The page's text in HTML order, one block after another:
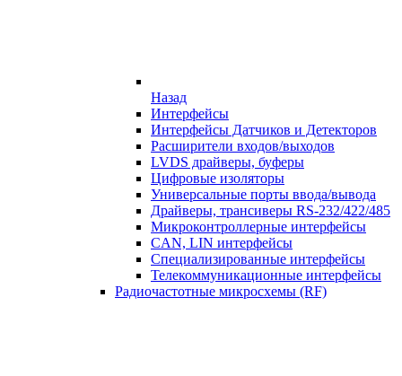
Назад
Интерфейсы
Интерфейсы Датчиков и Детекторов
Расширители входов/выходов
LVDS драйверы, буферы
Цифровые изоляторы
Универсальные порты ввода/вывода
Драйверы, трансиверы RS-232/422/485
Микроконтроллерные интерфейсы
CAN, LIN интерфейсы
Специализированные интерфейсы
Телекоммуникационные интерфейсы
Радиочастотные микросхемы (RF)